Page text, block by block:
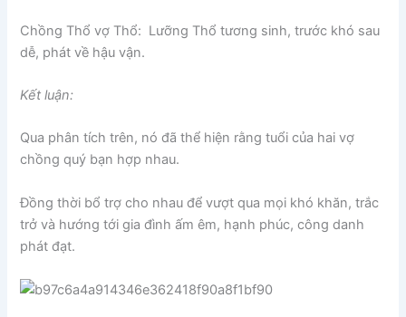
Chồng Thổ vợ Thổ: Lưỡng Thổ tương sinh, trước khó sau
dễ, phát về hậu vận.
Kết luận:
Qua phân tích trên, nó đã thể hiện rằng tuổi của hai vợ
chồng quý bạn hợp nhau.
Đồng thời bổ trợ cho nhau để vượt qua mọi khó khăn, trắc
trở và hướng tới gia đình ấm êm, hạnh phúc, công danh
phát đạt.